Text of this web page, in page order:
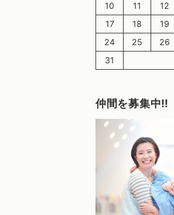
10
11 12
17
18 19
24
25 26
31
仲間を募集中‼️